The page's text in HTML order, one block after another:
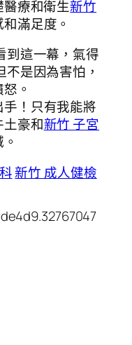
療和衛生新竹
滿足度。
到這一幕，氣得
不是因為害怕，
。
手！只有我能將
豪和新竹 子宮
新竹 成人健檢